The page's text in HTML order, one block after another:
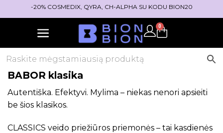
-20% COSMEDIX, QYRA, CH-ALPHA SU KODU BION20
0
BABOR klasika
Autentiška. Efektyvi. Mylima – niekas nenori apsieiti
be šios klasikos.
CLASSICS veido priežiūros priemonės – tai kasdienės